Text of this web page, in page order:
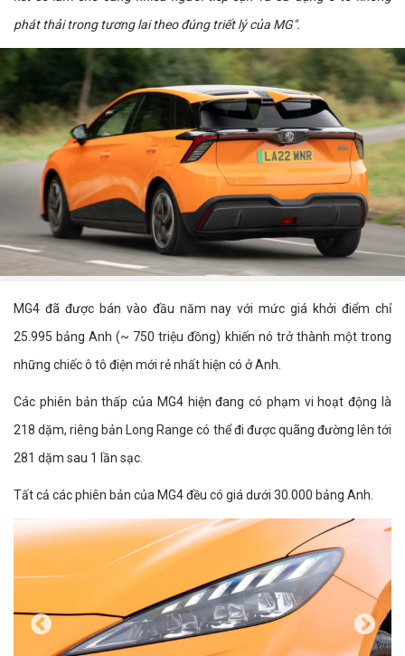
phát thải trong tương lai theo đúng triết lý của MG".
MG4 đã được bán vào đầu năm nay với mức giá khởi điểm chỉ
25.995 bảng Anh (~ 750 triệu đồng) khiến nó trở thành một trong
những chiếc ô tô điện mới rẻ nhất hiện có ở Anh.
Các phiên bản thấp của MG4 hiện đang có phạm vi hoạt động là
218 dặm, riêng bản Long Range có thể đi được quãng đường lên tới
281 dặm sau 1 lần sạc.
Tất cả các phiên bản của MG4 đều có giá dưới 30.000 bảng Anh.